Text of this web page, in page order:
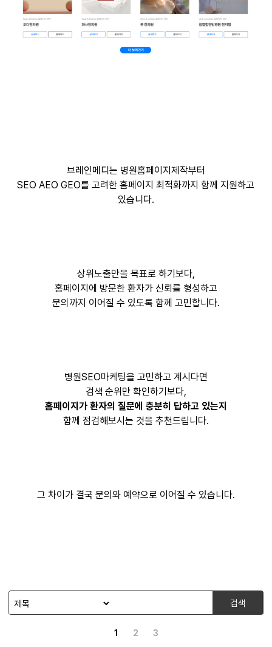
브레인메디는 병원홈페이지제작부터
SEO AEO GEO를 고려한 홈페이지 최적화까지 함께 지원하고
있습니다.
상위노출만을 목표로 하기보다,
홈페이지에 방문한 환자가 신뢰를 형성하고
문의까지 이어질 수 있도록 함께 고민합니다.
병원SEO마케팅을 고민하고 계시다면
검색 순위만 확인하기보다,
홈페이지가 환자의 질문에 충분히 답하고 있는지
함께 점검해보시는 것을 추천드립니다.
그 차이가 결국 문의와 예약으로 이어질 수 있습니다.
검색
1 2 3